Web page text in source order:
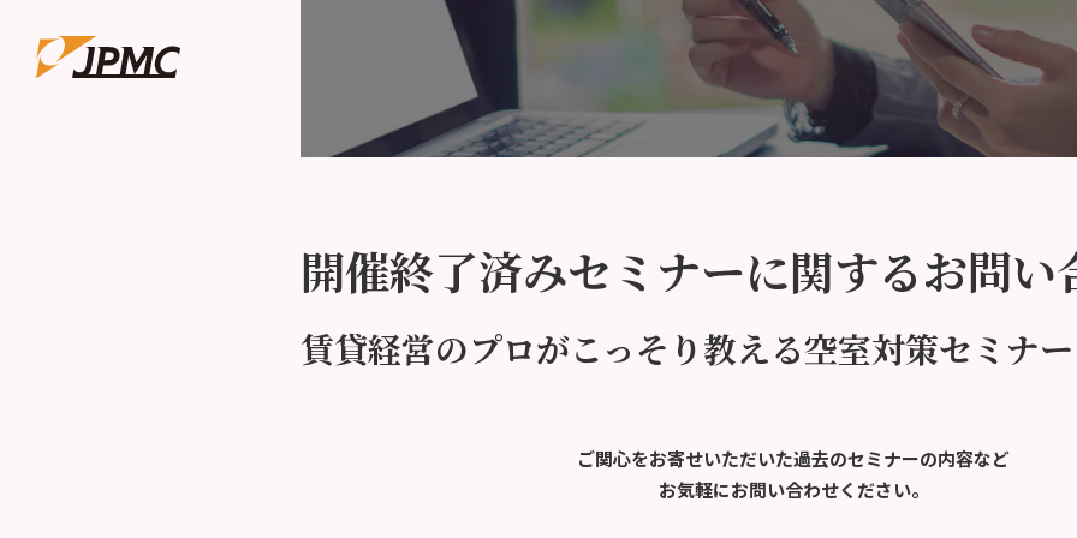
開催終了済みセミナーに関するお問い
賃貸経営のプロがこっそり教える空室対策セミナー
ご関心をお寄せいただいた過去のセミナーの内容など
お気軽にお問い合わせください。